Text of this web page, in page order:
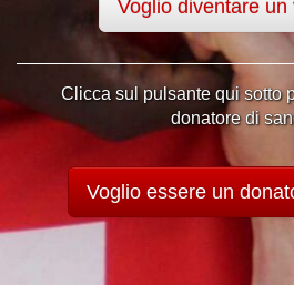
Voglio diventare un
Clicca sul pulsante qui sotto
donatore di
Voglio essere un